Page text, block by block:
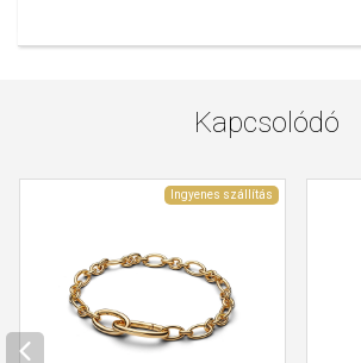
Kapcsolódó
Ingyenes szállítás